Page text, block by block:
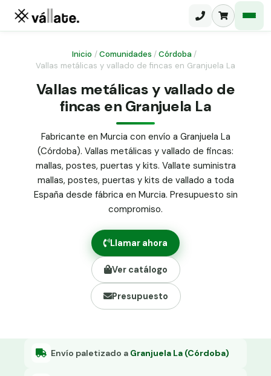
Malla ganadera
Malla simple torsión
Malla triple torsión
Panel malla H.
Puerta abatible dos hojas
Puerta acceso peatonal
Poste malla Hércules
Poste malla simple torsión
Alambre de espino galvanizado
Abrazadera PVC malla H.
Grapa malla H.
Grapadora
Tensor galvanizado
Inicio /Comunidades /Córdoba /
Vallas metálicas y vallado de fincas en Granjuela La
Vallas metálicas y vallado de
fincas en Granjuela La
Fabricante en Murcia con envío a Granjuela La
(Córdoba). Vallas metálicas y vallado de fincas:
mallas, postes, puertas y kits. Vallate suministra
mallas, postes, puertas y kits de vallado a toda
España desde fábrica en Murcia. Presupuesto sin
compromiso.
Llamar ahora
Ver catálogo
Presupuesto
Envío paletizado a Granjuela La (Córdoba)